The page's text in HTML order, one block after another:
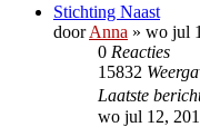
Stichting Naast
doorAnna » wo jul
0 Reacties
15832
Laatste
wo jul 12,